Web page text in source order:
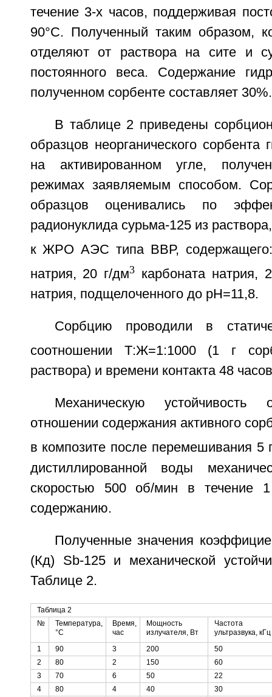
течение 3-х часов, поддерживая
90°C. Полученный таким образом,
отделяют от раствора на сите и
постоянного веса. Содержание
полученном сорбенте составляет 30%.
В таблице 2 приведены
образцов неорганического сорбента
на активированном угле,
режимах заявляемым способом.
образцов оценивались по
радионуклида сурьма-125 из
к ЖРО АЭС типа ВВР,
натрия, 20 г/дм3 карбоната натрия,
натрия, подщелоченного до pH=11,8.
Сорбцию проводили в
соотношении Т:Ж=1:1000 (1 г
раствора) и времени контакта 48
Механическую
отношении содержания активного
в композите после перемешивания 5
дистиллированной воды
скоростью 500 об/мин в течение
содержанию.
Полученные значения
(Кд) Sb-125 и механической
Таблице 2.
Таблица 2
№
Температура,
°С
Время,
час
Мощность
излучателя, Вт
Частота
ультразвука, кГц
1
90 3 200
50
2
80 2 150
60
3
70 6 50
22
4
80 4 40
30